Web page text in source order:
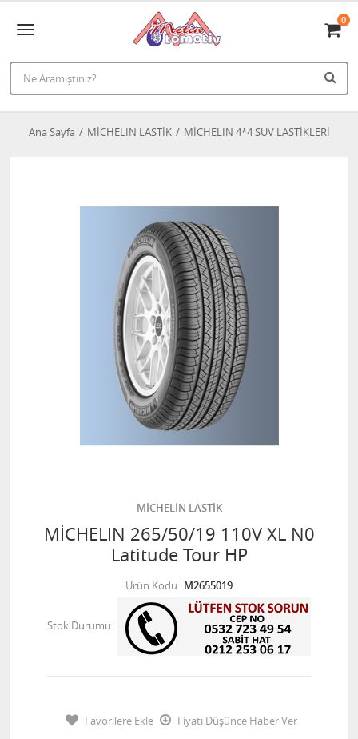
0
Ana Sayfa MİCHELIN LASTİK MİCHELIN 4*4 SUV LASTİKLERİ
MİCHELİN LASTİK
MİCHELIN 265/50/19 110V XL N0
Latitude Tour HP
Ürün Kodu M2655019
Stok Durumu
Favorilere Ekle
Fiyatı Düşünce Haber Ver